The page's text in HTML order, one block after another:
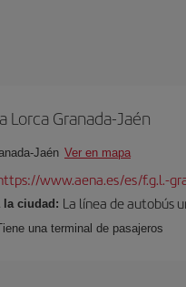
Lorca Granada-Jaén
Jaén Ver en mapa
www.aena.es/es/f.g.l.-
la ciudad: La línea de autobús
una terminal de pasajeros